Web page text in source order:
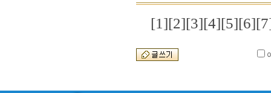
[1][2][3][4][5][6]